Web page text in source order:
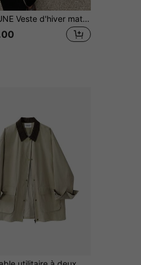
SHEIN LUNE Veste d'hiver matelassée imprimé léopard pour femmes